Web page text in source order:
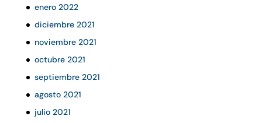
enero 2022
diciembre 2021
noviembre 2021
octubre 2021
septiembre 2021
agosto 2021
julio 2021